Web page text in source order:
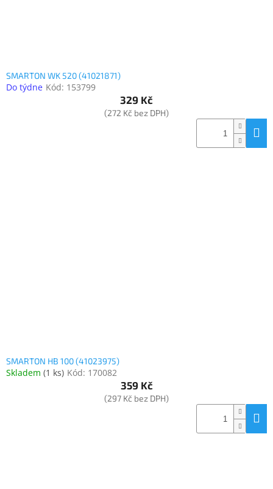
SMARTON WK 520 (41021871)
Do týdne Kód: 153799
329 Kč
(272 Kč bez DPH)
SMARTON HB 100 (41023975)
Skladem (1 ks) Kód: 170082
359 Kč
(297 Kč bez DPH)